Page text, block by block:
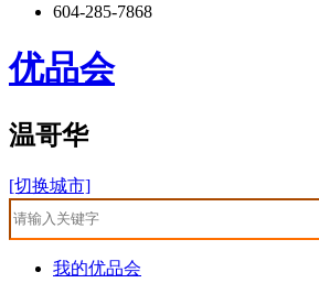
604-285-7868
优品会
温哥华
[切换城市]
我的优品会